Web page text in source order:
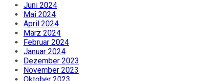
Juni 2024
Mai 2024
April 2024
März 2024
Februar 2024
Januar 2024
Dezember 2023
November 2023